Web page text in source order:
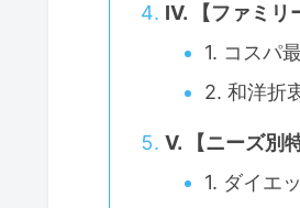
IV. 【ファミ
1. コスパ
2. 和洋折
V. 【ニーズ別
1. ダイエ